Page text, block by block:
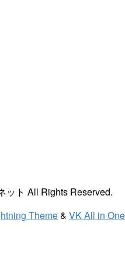
ット All Rights Reserved.
Theme& VK All in